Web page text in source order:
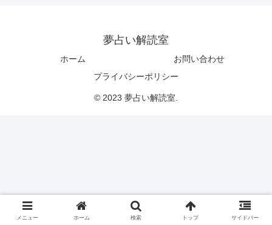
夢占い解読室
ホーム
お問い合わせ
プライバシーポリシー
© 2023 夢占い解読室.
メニュー ホーム 検索 トップ サイドバー